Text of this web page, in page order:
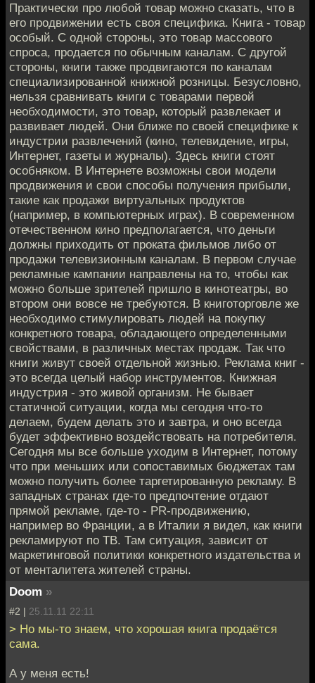
Практически про любой товар можно сказать, что в
его продвижении есть своя специфика. Книга - товар
особый. С одной стороны, это товар массового
спроса, продается по обычным каналам. С другой
стороны, книги также продвигаются по каналам
специализированной книжной розницы. Безусловно,
нельзя сравнивать книги с товарами первой
необходимости, это товар, который развлекает и
развивает людей. Они ближе по своей специфике к
индустрии развлечений (кино, телевидение, игры,
Интернет, газеты и журналы). Здесь книги стоят
особняком. В Интернете возможны свои модели
продвижения и свои способы получения прибыли,
такие как продажи виртуальных продуктов
(например, в компьютерных играх). В современном
отечественном кино предполагается, что деньги
должны приходить от проката фильмов либо от
продажи телевизионным каналам. В первом случае
рекламные кампании направлены на то, чтобы как
можно больше зрителей пришло в кинотеатры, во
втором они вовсе не требуются. В книготорговле же
необходимо стимулировать людей на покупку
конкретного товара, обладающего определенными
свойствами, в различных местах продаж. Так что
книги живут своей отдельной жизнью. Реклама книг -
это всегда целый набор инструментов. Книжная
индустрия - это живой организм. Не бывает
статичной ситуации, когда мы сегодня что-то
делаем, будем делать это и завтра, и оно всегда
будет эффективно воздействовать на потребителя.
Сегодня мы все больше уходим в Интернет, потому
что при меньших или сопоставимых бюджетах там
можно получить более таргетированную рекламу. В
западных странах где-то предпочтение отдают
прямой рекламе, где-то - PR-продвижению,
например во Франции, а в Италии я видел, как книги
рекламируют по ТВ. Там ситуация, зависит от
маркетинговой политики конкретного издательства и
от менталитета жителей страны.
Doom »
#2 | 25.11.11 22:11
> Но мы-то знаем, что хорошая книга продаётся
сама.
А у меня есть!